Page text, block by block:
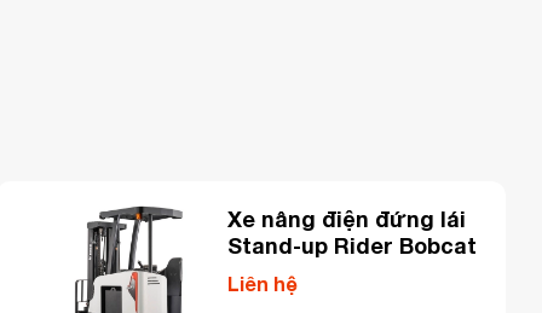
Xe nâng điện đứng lái
Stand-up Rider Bobcat
Liên hệ